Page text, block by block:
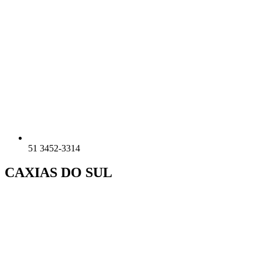
51 3452-3314
CAXIAS DO SUL